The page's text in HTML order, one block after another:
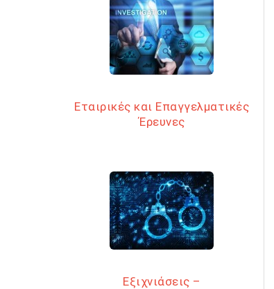
Εταιρικές και Επαγγελματικές
Έρευνες
Εξιχνιάσεις –